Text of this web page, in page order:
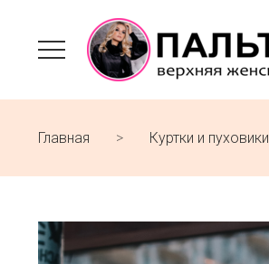
Главная Куртки и пуховики